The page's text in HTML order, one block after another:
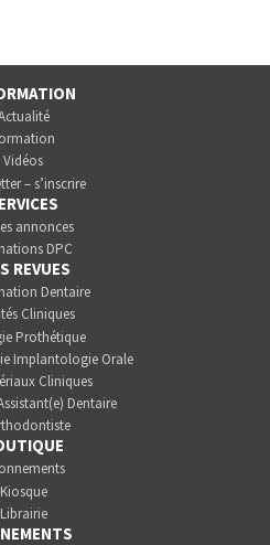
Vidéos
– s’inscrire
annonces
DPC
REVUES
Dentaire
Cliniques
Prothétique
Implantologie Orale
Cliniques
Dentaire
Kiosque
Librairie